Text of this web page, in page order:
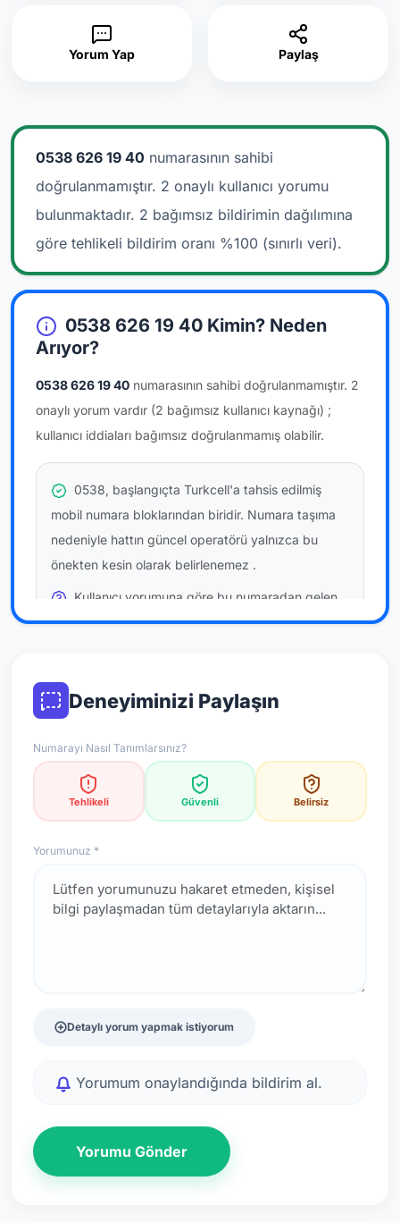
Yorum Yap Paylaş
0538 626 19 40 numarasının sahibi
doğrulanmamıştır. 2 onaylı kullanıcı yorumu
bulunmaktadır. 2 bağımsız bildirimin dağılımına
göre tehlikeli bildirim oranı %100 (sınırlı veri).
0538 626 19 40 Kimin? Neden
Arıyor?
0538 626 19 40 numarasının sahibi doğrulanmamıştır. 2
onaylı yorum vardır (2 bağımsız kullanıcı kaynağı) ;
kullanıcı iddiaları bağımsız doğrulanmamış olabilir.
0538, başlangıçta Turkcell'a tahsis edilmiş
mobil numara bloklarından biridir. Numara taşıma
nedeniyle hattın güncel operatörü yalnızca bu
önekten kesin olarak belirlenemez .
Kullanıcı yorumuna göre bu numaradan gelen
çağrılaratemkinli yaklaşmanızönerilir; bu bir site
resmi doğrulama niteliği taşımaz.
*Not: Değerlendirmeler onaylı kullanıcı yorumlarına göre
güncellenir.
Deneyiminizi Paylaşın
Numarayı Nasıl Tanımlarsınız?
Tehlikeli Güvenli Belirsiz
Yorumunuz *
Detaylı yorum yapmak istiyorum
Yorumum onaylandığında bildirim al.
Yorumu Gönder